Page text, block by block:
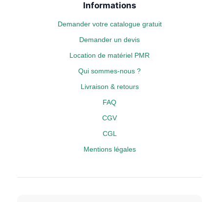
Informations
Demander votre catalogue gratuit
Demander un devis
Location de matériel PMR
Qui sommes-nous ?
Livraison & retours
FAQ
CGV
CGL
Mentions légales